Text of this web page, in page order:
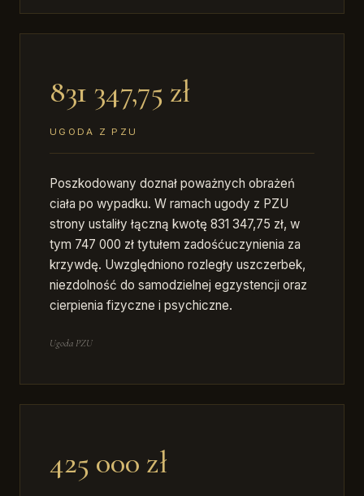
831 347,75 zł
UGODA Z PZU
Poszkodowany doznał poważnych obrażeń
ciała po wypadku. W ramach ugody z PZU
strony ustaliły łączną kwotę 831 347,75 zł, w
tym 747 000 zł tytułem zadośćuczynienia za
krzywdę. Uwzględniono rozległy uszczerbek,
niezdolność do samodzielnej egzystencji oraz
cierpienia fizyczne i psychiczne.
Ugoda PZU
425 000 zł